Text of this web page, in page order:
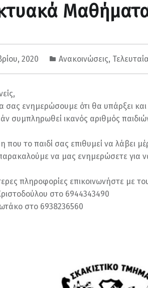
2020 Ανακοινώσεις,
σας ενημερώσουμε ότι θα υπάρξει
συμπληρωθεί ικανός αριθμός
που το παιδί σας επιθυμεί να λάβει
να μας ενημερώσετε για
πληροφορίες επικοινωνήστε με
στο 6944343490
στο 6938236560